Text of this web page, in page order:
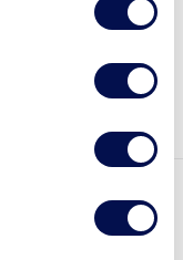
Võta meiega
ühendust